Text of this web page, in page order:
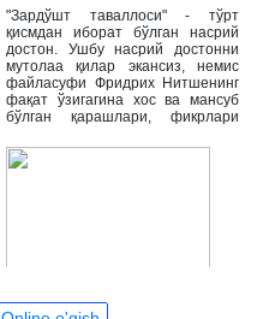
"Зардўшт таваллоси" - тўрт
қисмдан иборат бўлган насрий
достон. Ушбу насрий достонни
мутолаа қилар экансиз, немис
файласуфи Фридрих Нитшенинг
фақат ўзигагина хос ва мансуб
бўлган қарашлари, фикрлари
ўҳшамайдиган ва ҳеч кимни
такрорламайдиган оламидан